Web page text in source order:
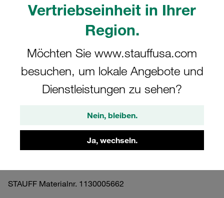
Vertriebseinheit in Ihrer
Region.
Möchten Sie www.stauffusa.com
besuchen, um lokale Angebote und
Dienstleistungen zu sehen?
Nein, bleiben.
Ja, wechseln.
Bitte beachten Sie: Das Bild dient nur zur Veranschaulichung und kann vom
tatsächlichen Produkt abweichen.
Mehr anzeigen
Baureihe Polyamid für RI-Einsatz DIN
3015
STAUFF Materialnr. 1130005662